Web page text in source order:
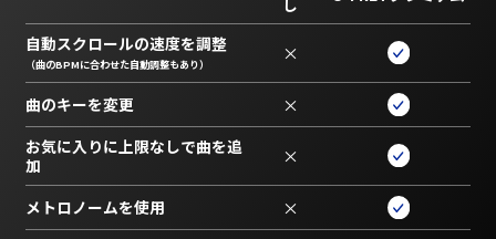
し
自動スクロールの速度を調整
（曲のBPMに合わせた自動調整もあり） ×
曲のキーを変更 ×
お気に入りに上限なしで曲を追
加
×
メトロノームを使用 ×